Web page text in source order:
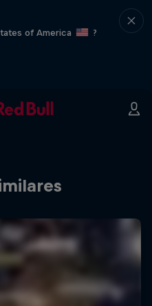
of America
?